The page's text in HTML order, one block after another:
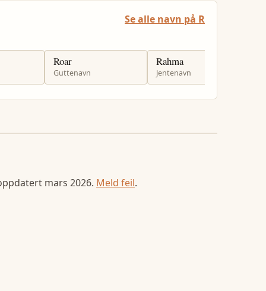
Se alle navn på R
Roar
Guttenavn
Rahma
Jentenavn
mars 2026. Meld feil.